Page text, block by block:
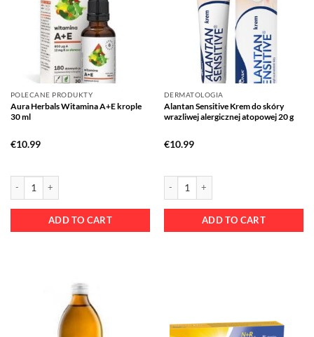
POLECANE PRODUKTY
Aura Herbals Witamina A+E krople
30 ml
€10.99
ADD TO CART
DERMATOLOGIA
Alantan Sensitive Krem do skóry
wrazliwej alergicznej atopowej 20 g
€10.99
ADD TO CART